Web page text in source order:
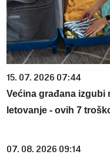
15. 07. 2026 07:44
Većina građana izgubi
letovanje - ovih 7
07. 08. 2026 09:14